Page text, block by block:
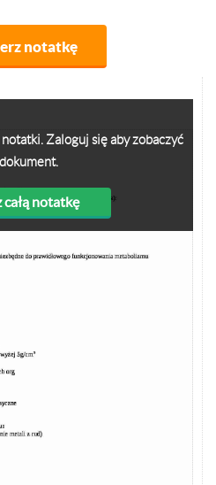
notatkę
Zaloguj się aby zobaczyć
całą notatkę